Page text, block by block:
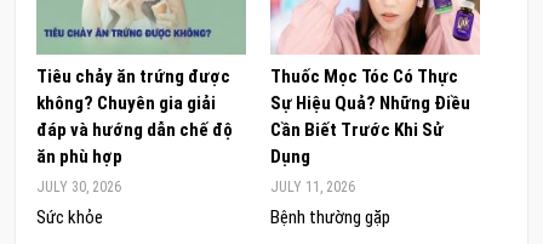
Tiêu chảy ăn trứng được
không? Chuyên gia giải
đáp và hướng dẫn chế độ
ăn phù hợp
JULY 30, 2026
Sức khỏe
Thuốc Mọc Tóc Có Thực
Sự Hiệu Quả? Những Điều
Cần Biết Trước Khi Sử
Dụng
JULY 11, 2026
Bệnh thường gặp